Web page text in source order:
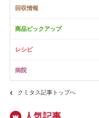
回収情報
商品ピックアップ
レシピ
病院
クミタス記事トップへ